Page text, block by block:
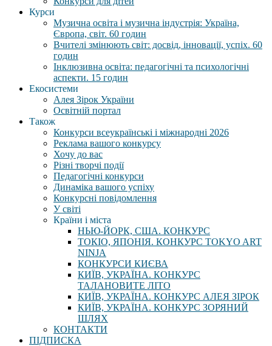
Курси
Музична освіта і музична індустрія: Україна,
Європа, світ. 60 годин
Вчителі змінюють світ: досвід, інновації, успіх. 60
годин
Інклюзивна освіта: педагогічні та психологічні
аспекти. 15 годин
Екосистеми
Алея Зірок України
Освітній портал
Також
Конкурси всеукраїнські і міжнародні 2026
Реклама вашого конкурсу
Хочу до вас
Різні творчі події
Педагогічні конкурси
Динаміка вашого успіху
Конкурсні повідомлення
У світі
Країни і міста
НЬЮ-ЙОРК, США. КОНКУРС
ТОКІО, ЯПОНІЯ. КОНКУРС TOKYO ART
NINJA
КОНКУРСИ КИЄВА
КИЇВ, УКРАЇНА. КОНКУРС
ТАЛАНОВИТЕ ЛІТО
КИЇВ, УКРАЇНА. КОНКУРС АЛЕЯ ЗІРОК
КИЇВ, УКРАЇНА. КОНКУРС ЗОРЯНИЙ
ШЛЯХ
КОНТАКТИ
ПІДПИСКА